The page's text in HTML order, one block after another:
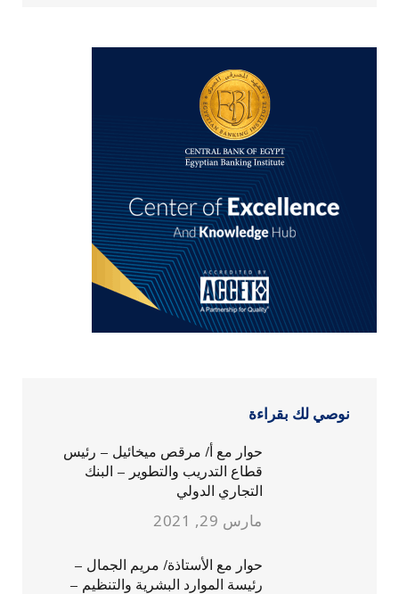
نوصي لك بقراءة
حوار مع أ/ مرقص ميخائيل – رئيس
قطاع التدريب والتطوير – البنك
التجاري الدولي
مارس 29, 2021
حوار مع الأستاذة/ مريم الجمال –
رئيسة الموارد البشرية والتنظيم –